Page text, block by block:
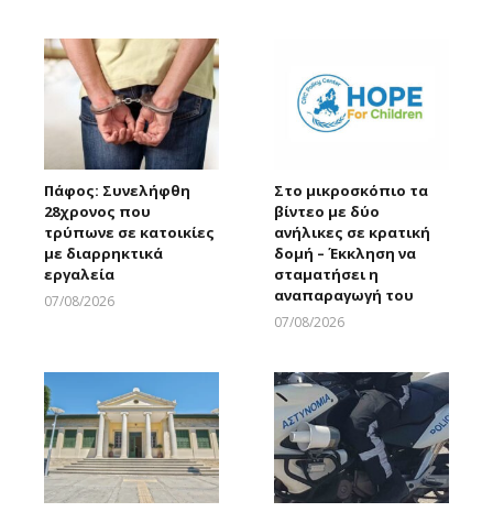
Πάφος: Συνελήφθη
28χρονος που
τρύπωνε σε κατοικίες
με διαρρηκτικά
εργαλεία
07/08/2026
Στο μικροσκόπιο τα
βίντεο με δύο
ανήλικες σε κρατική
δομή – Έκκληση να
σταματήσει η
αναπαραγωγή του
07/08/2026